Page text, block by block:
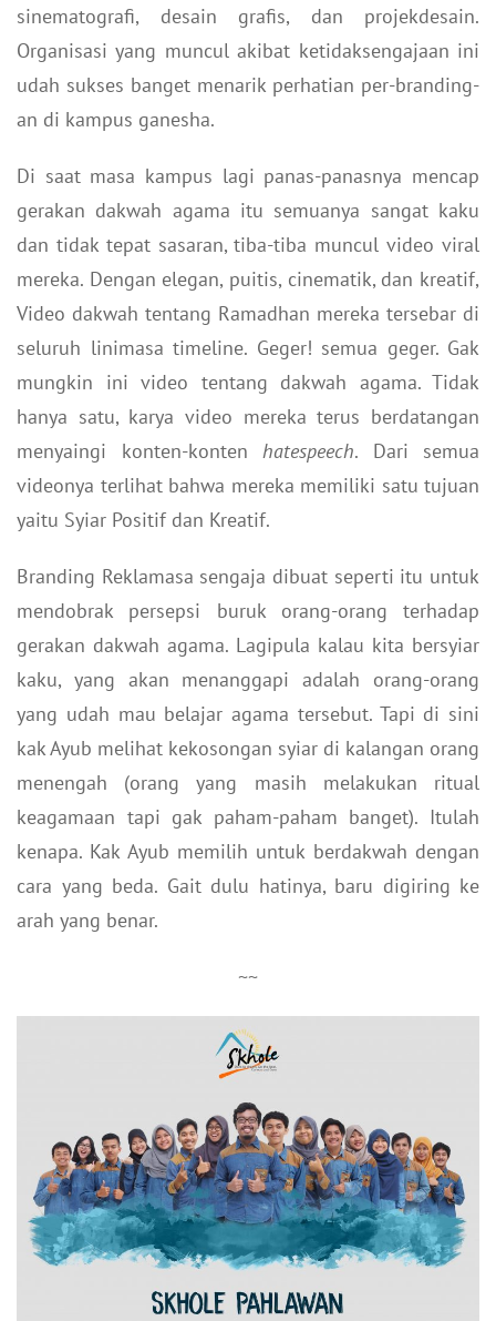
sinematografi, desain grafis, dan projekdesain.
Organisasi yang muncul akibat ketidaksengajaan ini
udah sukses banget menarik perhatian per-branding-
an di kampus ganesha.
Di saat masa kampus lagi panas-panasnya mencap
gerakan dakwah agama itu semuanya sangat kaku
dan tidak tepat sasaran, tiba-tiba muncul video viral
mereka. Dengan elegan, puitis, cinematik, dan kreatif,
Video dakwah tentang Ramadhan mereka tersebar di
seluruh linimasa timeline. Geger! semua geger. Gak
mungkin ini video tentang dakwah agama. Tidak
hanya satu, karya video mereka terus berdatangan
menyaingi konten-konten hatespeech. Dari semua
videonya terlihat bahwa mereka memiliki satu tujuan
yaitu Syiar Positif dan Kreatif.
Branding Reklamasa sengaja dibuat seperti itu untuk
mendobrak persepsi buruk orang-orang terhadap
gerakan dakwah agama. Lagipula kalau kita bersyiar
kaku, yang akan menanggapi adalah orang-orang
yang udah mau belajar agama tersebut. Tapi di sini
kak Ayub melihat kekosongan syiar di kalangan orang
menengah (orang yang masih melakukan ritual
keagamaan tapi gak paham-paham banget). Itulah
kenapa. Kak Ayub memilih untuk berdakwah dengan
cara yang beda. Gait dulu hatinya, baru digiring ke
arah yang benar.
~~